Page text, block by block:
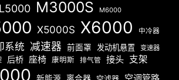
L5000 M3000S M6000
X5000S X6000 中冷器
系统 减速器 前面罩 发动机悬置 变速器
后桥 座椅 康明斯 排气管 接头 支架